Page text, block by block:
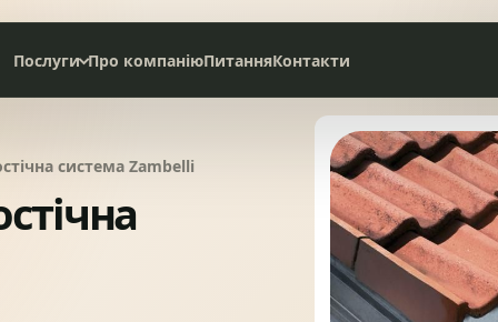
Послуги
Сервісне обслуговування
Про компаніюПитанняКонтакти
СЛАНЦЕВА ПОКРІВЛЯ
система Zambelli